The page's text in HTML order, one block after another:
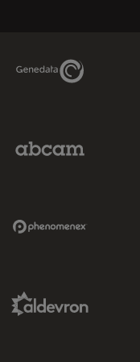
Genedata Link